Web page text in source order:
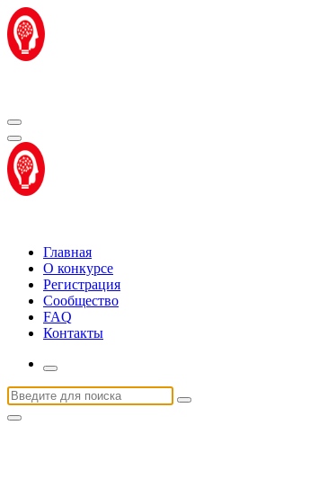
Перейти
к
содержимому
Главная
О конкурсе
Регистрация
Сообщество
FAQ
Контакты
Искать: